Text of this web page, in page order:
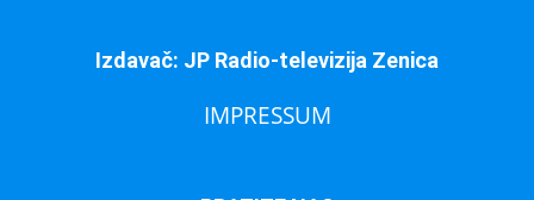
Izdavač: JP Radio-televizija Zenica
IMPRESSUM